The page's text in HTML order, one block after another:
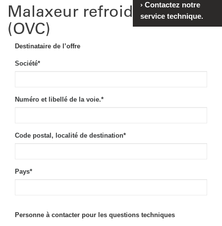
Malaxeur refroidisseur
(OVC)
Destinataire de l’offre
Société*
Numéro et libellé de la voie.*
Code postal, localité de destination*
Pays*
Personne à contacter pour les questions techniques
› Contactez notre
service technique.